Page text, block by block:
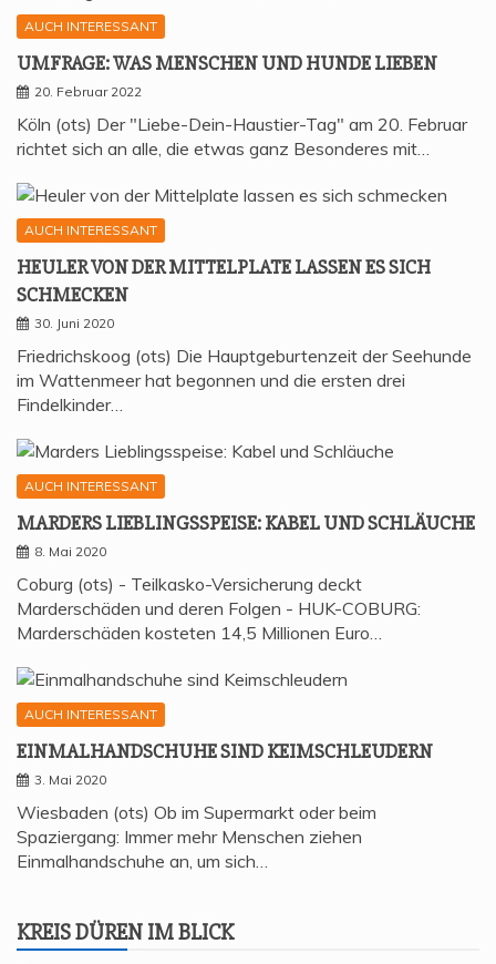
AUCH INTERESSANT
UMFRA­GE: WAS MEN­SCHEN UND HUN­DE LIEBEN
20. Februar 2022
Köln (ots) Der "Liebe-Dein-Haustier-Tag" am 20. Februar
richtet sich an alle, die etwas ganz Besonderes mit…
AUCH INTERESSANT
HEU­LER VON DER MIT­TEL­P­LA­TE LAS­SEN ES SICH
SCHMECKEN
30. Juni 2020
Friedrichskoog (ots) Die Hauptgeburtenzeit der Seehunde
im Wattenmeer hat begonnen und die ersten drei
Findelkinder…
AUCH INTERESSANT
MAR­DERS LIEB­LINGS­SPEI­SE: KABEL UND SCHLÄUCHE
8. Mai 2020
Coburg (ots) - Teilkasko-Versicherung deckt
Marderschäden und deren Folgen - HUK-COBURG:
Marderschäden kosteten 14,5 Millionen Euro…
AUCH INTERESSANT
EIN­MAL­HAND­SCHU­HE SIND KEIMSCHLEUDERN
3. Mai 2020
Wiesbaden (ots) Ob im Supermarkt oder beim
Spaziergang: Immer mehr Menschen ziehen
Einmalhandschuhe an, um sich…
KREIS DÜREN IM BLICK